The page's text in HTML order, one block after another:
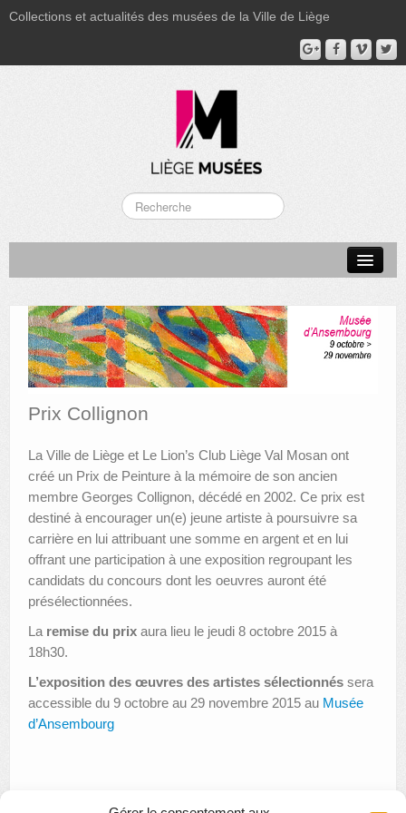
Collections et actualités des musées de la Ville de Liège
MUSÉE GRÉTRY
MUSÉE DU LUMINAIRE
FONDS PATRIMONIAUX
ANIMATIONS DES MUSÉES
PUBLICATIONS
LE PORTAIL DES COLLECTIONS
Prix Collignon
La Ville de Liège et Le Lion’s Club Liège Val Mosan ont
créé un Prix de Peinture à la mémoire de son ancien
membre Georges Collignon, décédé en 2002. Ce prix est
destiné à encourager un(e) jeune artiste à poursuivre sa
carrière en lui attribuant une somme en argent et en lui
offrant une participation à une exposition regroupant les
candidats du concours dont les oeuvres auront été
présélectionnées.
La remise du prix aura lieu le jeudi 8 octobre 2015 à
18h30.
L’exposition des œuvres des artistes sélectionnés sera
accessible du 9 octobre au 29 novembre 2015 au Musée
d’Ansembourg